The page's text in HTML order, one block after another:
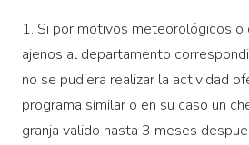
1. Si por motivos meteorológicos o
ajenos al departamento
no se pudiera realizar la actividad
programa similar o en su caso un
granja valido hasta 3 meses